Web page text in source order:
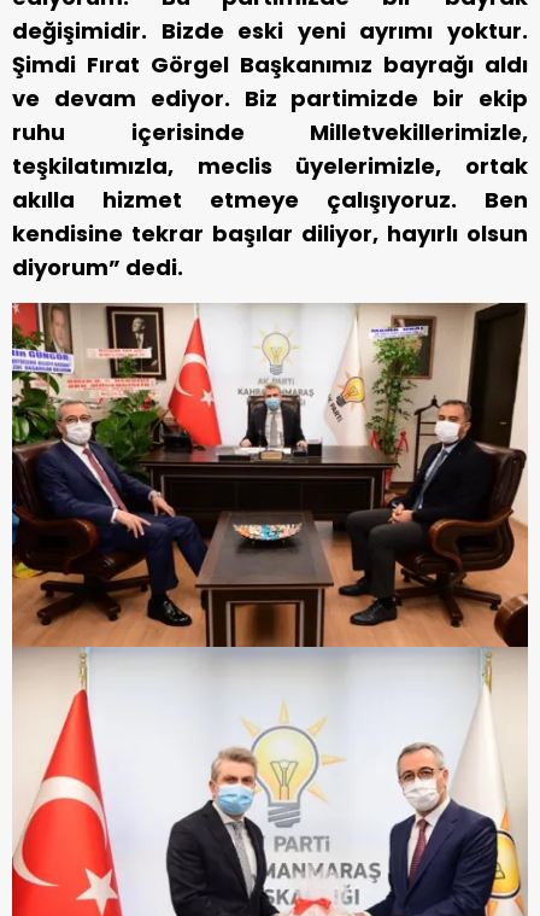
değişimidir. Bizde eski yeni ayrımı yoktur.
Şimdi Fırat Görgel Başkanımız bayrağı aldı
ve devam ediyor. Biz partimizde bir ekip
ruhu içerisinde Milletvekillerimizle,
teşkilatımızla, meclis üyelerimizle, ortak
akılla hizmet etmeye çalışıyoruz. Ben
kendisine tekrar başılar diliyor, hayırlı olsun
diyorum” dedi.